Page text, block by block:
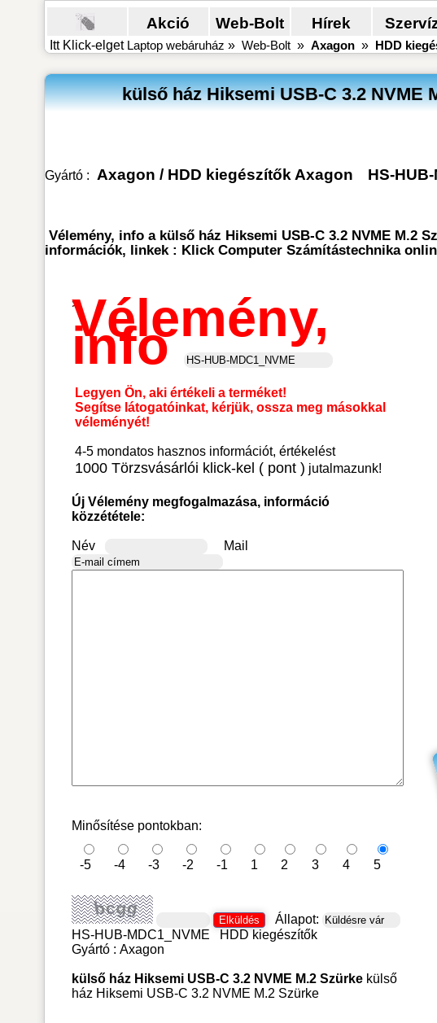
Akció Web-Bolt Hírek
Itt Klick-elget Laptop webáruház » Web-Bolt» Axagon» HDD
külső ház Hiksemi USB-C 3.2 NVME
Gyártó : Axagon / HDD kiegészítők Axagon HS-
Vélemény, info a külső ház Hiksemi USB-C 3.2 NVME M.2
információk, linkek : Klick Computer Számítástechnika
>
Vélemény,
info
Legyen Ön, aki értékeli a terméket!
Segítse látogatóinkat, kérjük, ossza meg másokkal
véleményét!
4-5 mondatos hasznos információt, értékelést
1000 Törzsvásárlói klick-kel ( pont ) jutalmazunk!
Új Vélemény megfogalmazása, információ
közzététele:
Név Mail
Minősítése pontokban:
-5 -4 -3 -2 -1 1 2 3 4 5
Állapot:
HS-HUB-MDC1_NVME
HDD kiegészítők
Gyártó : Axagon
külső ház Hiksemi USB-C 3.2 NVME M.2 Szürkekülső
ház Hiksemi USB-C 3.2 NVME M.2 Szürke